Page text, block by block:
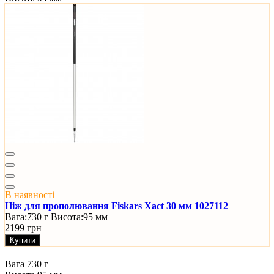
В наявності
Ніж для прополювання Fiskars Xact 30 мм 1027112
Вага:730 г Висота:95 мм
2199 грн
Купити
Вага 730 г